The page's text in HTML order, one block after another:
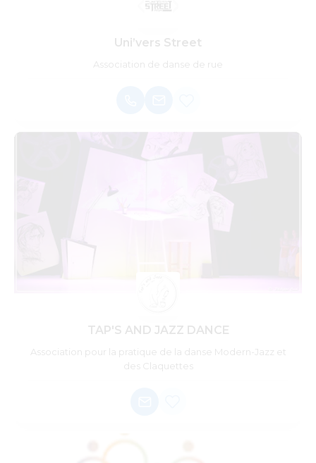
Uni’vers Street
Association de danse de rue
TAP'S AND JAZZ DANCE
Association pour la pratique de la danse Modern-Jazz et
des Claquettes